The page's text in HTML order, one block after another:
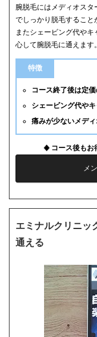
腕脱毛にはメディオスタ
でしっかり脱毛すること
またシェービング代や
心して腕脱毛に通えます。
特徴
コース終了後は定
シェービング代や
痛みが少ないメデ
コース後もお
メ
エミナルクリニッ
通える